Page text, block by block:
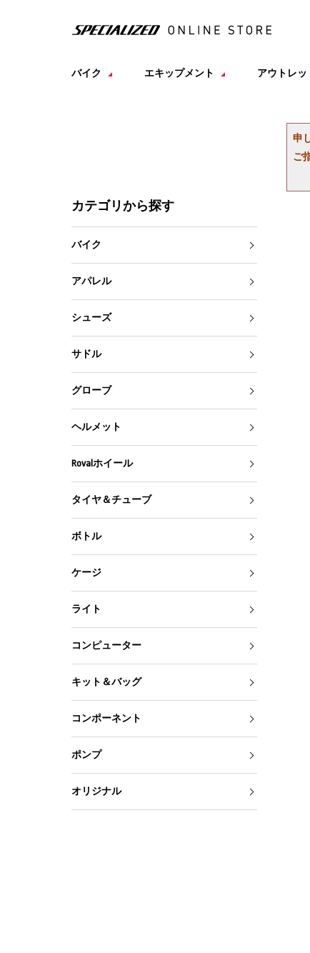
バイク エキップメント アウトレッ
申
ご
カテゴリから探す
バイク
アパレル
シューズ
サドル
グローブ
ヘルメット
Rovalホイール
タイヤ＆チューブ
ボトル
ケージ
ライト
コンピューター
キット＆バッグ
コンポーネント
ポンプ
オリジナル